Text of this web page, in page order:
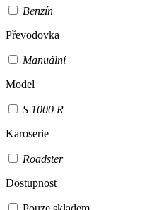
Benzín
Převodovka
Manuální
Model
S 1000 R
Karoserie
Roadster
Dostupnost